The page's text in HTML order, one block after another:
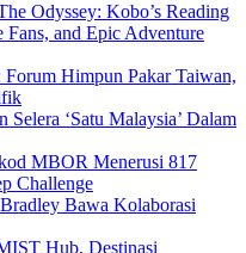
Odyssey: Kobo’s Reading
and Epic Adventure
Himpun Pakar Taiwan,
‘Satu Malaysia’ Dalam
MBOR Menerusi 817
Challenge
Bawa Kolaborasi
Hub, Destinasi